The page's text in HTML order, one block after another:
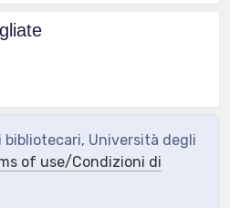
Università degli
of use/Condizioni di